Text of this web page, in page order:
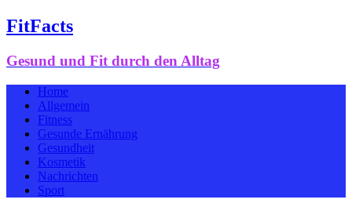
FitFacts
Gesund und Fit durch den Alltag
Home
Allgemein
Fitness
Gesunde Ernährung
Gesundheit
Kosmetik
Nachrichten
Sport